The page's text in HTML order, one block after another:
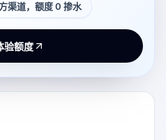
渠道，额度 0 掺水
验额度